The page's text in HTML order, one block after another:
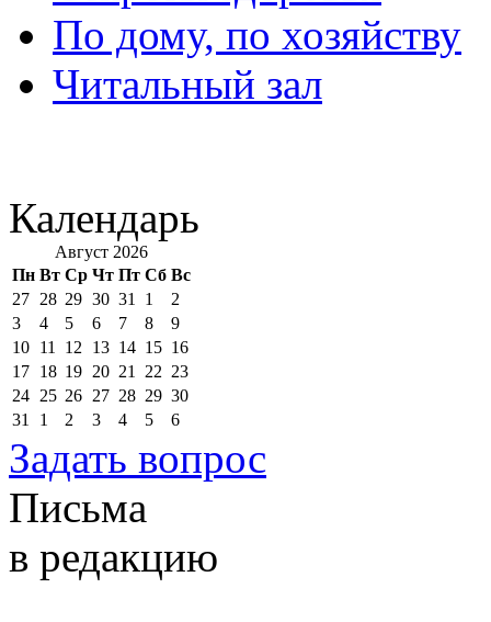
По дому, по хозяйству
Читальный зал
Календарь
Август 2026
Пн Вт Ср Чт Пт Сб Вс
27 28 29 30 31 1
2
3
4 5 6 7 8
9
10 11 12 13 14 15 16
17 18 19 20 21 22 23
24 25 26 27 28 29 30
31
1 2 3 4 5 6
Задать вопрос
Письма
в редакцию